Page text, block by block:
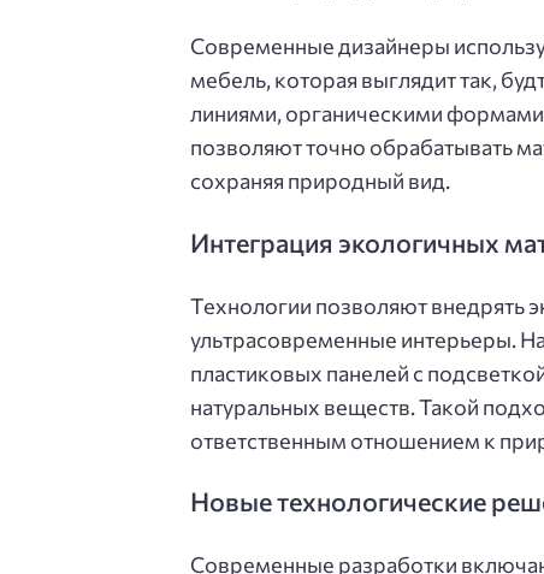
Современные дизайнеры
мебель, которая выглядит так,
линиями, органическими формами
позволяют точно обрабатывать
сохраняя природный вид.
Интеграция экологичных
Технологии позволяют внедрять
ультрасовременные интерьеры.
пластиковых панелей с
натуральных веществ. Такой
ответственным отношением к
Новые технологические
Современные разработки